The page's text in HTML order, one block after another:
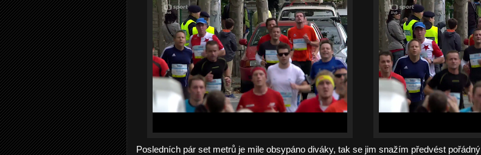
Posledních pár set metrů je mile obsypáno diváky, tak se jim snažím předvést pořádný